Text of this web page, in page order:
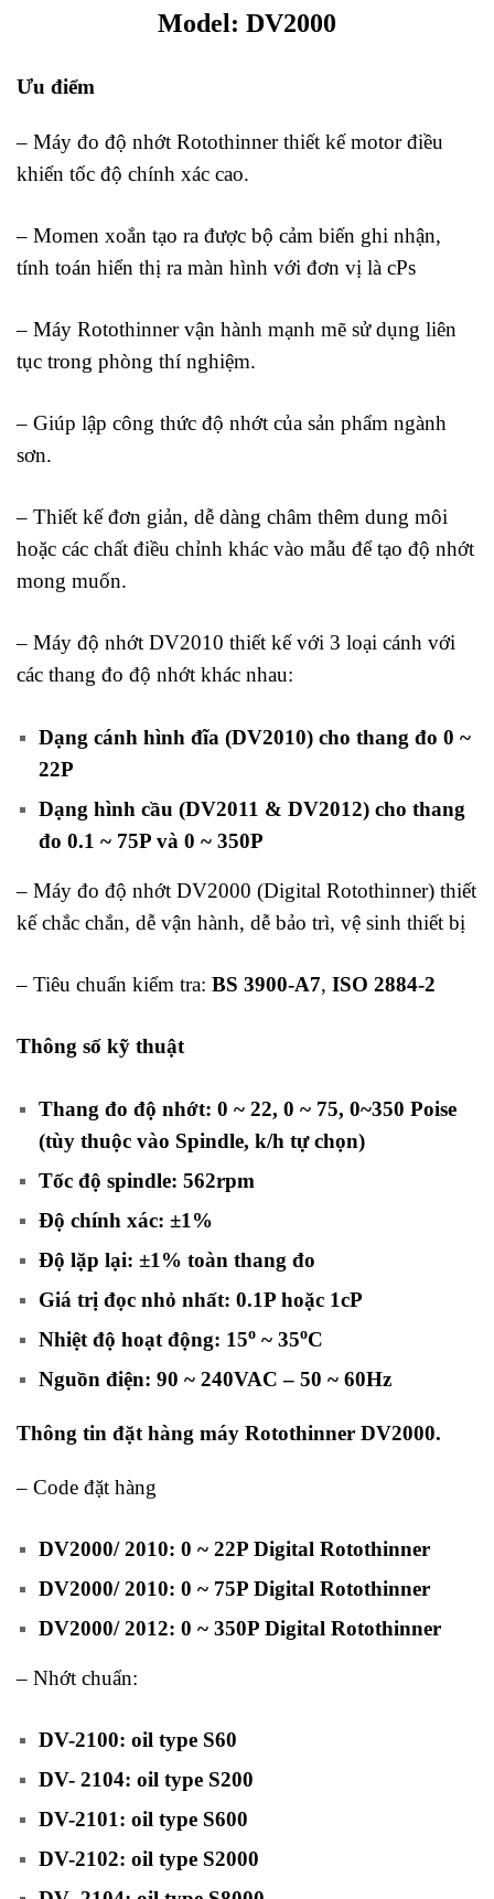
Model: DV2000
Ưu điểm
– Máy đo độ nhớt Rotothinner thiết kế motor điều
khiển tốc độ chính xác cao.
– Momen xoắn tạo ra được bộ cảm biến ghi nhận,
tính toán hiển thị ra màn hình với đơn vị là cPs
– Máy Rotothinner vận hành mạnh mẽ sử dụng liên
tục trong phòng thí nghiệm.
– Giúp lập công thức độ nhớt của sản phẩm ngành
sơn.
– Thiết kế đơn giản, dễ dàng châm thêm dung môi
hoặc các chất điều chỉnh khác vào mẫu để tạo độ nhớt
mong muốn.
– Máy độ nhớt DV2010 thiết kế với 3 loại cánh với
các thang đo độ nhớt khác nhau:
Dạng cánh hình đĩa (DV2010) cho thang đo 0 ~
22P
Dạng hình cầu (DV2011 & DV2012) cho thang
đo 0.1 ~ 75P và 0 ~ 350P
– Máy đo độ nhớt DV2000 (Digital Rotothinner) thiết
kế chắc chắn, dễ vận hành, dễ bảo trì, vệ sinh thiết bị
– Tiêu chuẩn kiểm tra: BS 3900-A7, ISO 2884-2
Thông số kỹ thuật
Thang đo độ nhớt: 0 ~ 22, 0 ~ 75, 0~350 Poise
(tùy thuộc vào Spindle, k/h tự chọn)
Tốc độ spindle: 562rpm
Độ chính xác: ±1%
Độ lặp lại: ±1% toàn thang đo
Giá trị đọc nhỏ nhất: 0.1P hoặc 1cP
Nhiệt độ hoạt động: 15o ~ 35oC
Nguồn điện: 90 ~ 240VAC – 50 ~ 60Hz
Thông tin đặt hàng máy Rotothinner DV2000.
– Code đặt hàng
DV2000/ 2010: 0 ~ 22P Digital Rotothinner
DV2000/ 2010: 0 ~ 75P Digital Rotothinner
DV2000/ 2012: 0 ~ 350P Digital Rotothinner
– Nhớt chuẩn:
DV-2100: oil type S60
DV- 2104: oil type S200
DV-2101: oil type S600
DV-2102: oil type S2000